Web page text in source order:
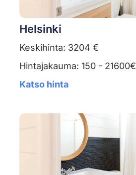
Helsinki
Keskihinta: 3204 €
Hintajakauma: 150 - 21600€
Katso hinta